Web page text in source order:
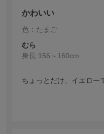
かわいい
色：たまご
むら
身長:156～160cm
ちょっとだけ、イエロー